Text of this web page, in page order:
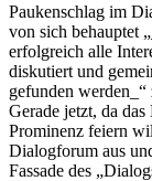
Paukenschlag im
von sich behauptet
erfolgreich alle
diskutiert und
gefunden
Gerade jetzt, da
Prominenz feiern
Dialogforum aus
Fassade des